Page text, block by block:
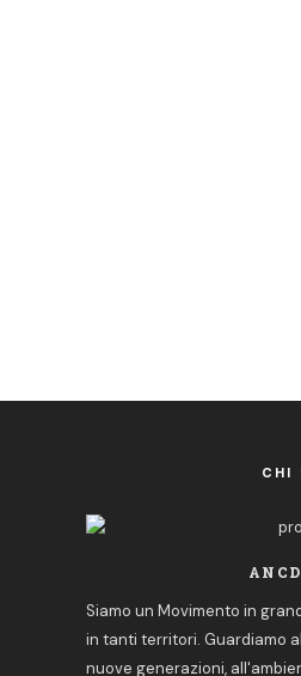
CHI
Siamo un Movimento in
in tanti territori. Guardiamo
nuove generazioni,